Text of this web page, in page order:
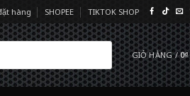
hàng SHOPEE TIKTOK SHOP
GIỎ HÀNG /0₫